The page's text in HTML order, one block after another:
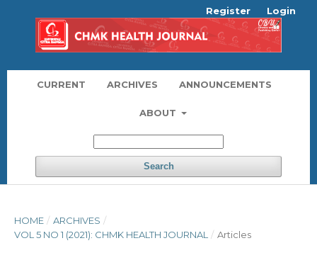
CURRENT ARCHIVES ANNOUNCEMENTS
ABOUT
Search
Register Login
HOME / ARCHIVES /
VOL 5 NO 1 (2021): CHMK HEALTH JOURNAL
/ Articles